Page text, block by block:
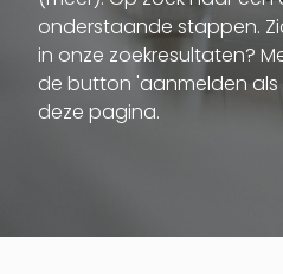
onderstaande stappen.
in onze zoekresultaten?
de button 'aanmelden
deze pagina.